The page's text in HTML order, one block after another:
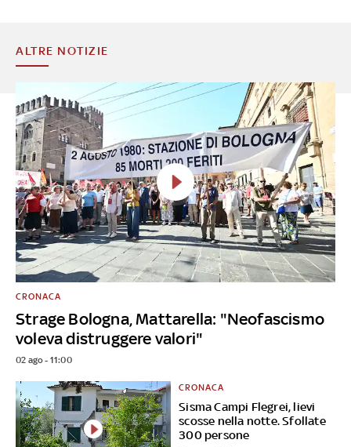
ALTRE NOTIZIE
Strage Bologna, Mattarella: "Neofascismo
voleva distruggere valori"
CRONACA
02 ago - 11:00
Sisma Campi Flegrei, lievi
scosse nella notte. Sfollate
300 persone
CRONACA